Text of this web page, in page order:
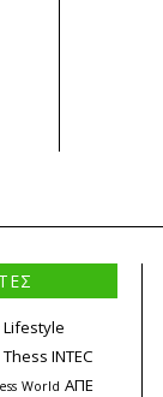
Lifestyle
Thess INTEC
World ΑΠΕ